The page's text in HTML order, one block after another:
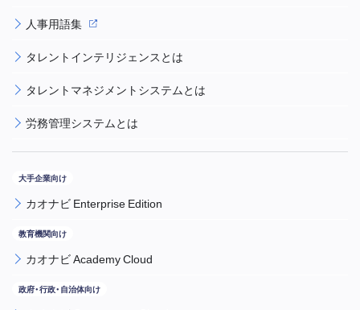
人事用語集
タレントインテリジェンスとは
タレントマネジメントシステムとは
労務管理システムとは
カオナビ Enterprise Edition
カオナビ Academy Cloud